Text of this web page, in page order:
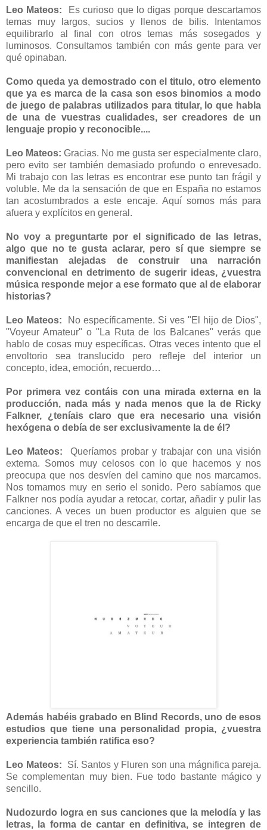
Leo Mateos:
Es curioso que lo digas porque descartamos
temas muy largos, sucios y llenos de bilis. Intentamos
equilibrarlo al final con otros temas más sosegados y
luminosos. Consultamos también con más gente para ver
qué opinaban.
Como queda ya demostrado con el titulo, otro elemento
que ya es marca de la casa son esos binomios a modo
de juego de palabras utilizados para titular, lo que habla
de una de vuestras cualidades, ser creadores de un
lenguaje propio y reconocible....
Leo Mateos:Gracias. No me gusta ser especialmente claro,
pero evito ser también demasiado profundo o enrevesado.
Mi trabajo con las letras es encontrar ese punto tan frágil y
voluble. Me da la sensación de que en España no estamos
tan acostumbrados a este encaje. Aquí somos más para
afuera y explícitos en general.
No voy a preguntarte por el significado de las letras,
algo que no te gusta aclarar, pero sí que siempre se
manifiestan alejadas de construir una narración
convencional en detrimento de sugerir ideas, ¿vuestra
música responde mejor a ese formato que al de elaborar
historias?
Leo Mateos:
No específicamente. Si ves "El hijo de Dios",
"Voyeur Amateur" o "La Ruta de los Balcanes" verás que
hablo de cosas muy específicas. Otras veces intento que el
envoltorio sea translucido pero refleje del interior un
concepto, idea, emoción, recuerdo…
Por primera vez contáis con una mirada externa en la
producción, nada más y nada menos que la de Ricky
Falkner, ¿teníais claro que era necesario una visión
hexógena o debía de ser exclusivamente la de él?
Leo Mateos:Queríamos probar y trabajar con una visión
externa. Somos muy celosos con lo que hacemos y nos
preocupa que nos desvíen del camino que nos marcamos.
Nos tomamos muy en serio el sonido. Pero sabíamos que
Falkner nos podía ayudar a retocar, cortar, añadir y pulir las
canciones. A veces un buen productor es alguien que se
encarga de que el tren no descarrile.
Además habéis grabado en Blind Records, uno de esos
estudios que tiene una personalidad propia, ¿vuestra
experiencia también ratifica eso?
Leo Mateos: Sí. Santos y Fluren son una mágnifica pareja.
Se complementan muy bien. Fue todo bastante mágico y
sencillo.
Nudozurdo logra en sus canciones que la melodía y las
letras, la forma de cantar en definitiva, se integren de